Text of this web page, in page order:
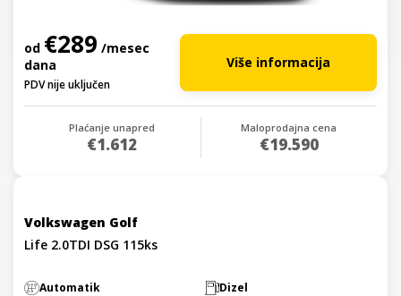
od €289 /mesec
dana
PDV nije uključen
Više informacija
Plaćanje unapred
€1.612
Maloprodajna cena
€19.590
Volkswagen Golf
Life 2.0TDI DSG 115ks
Automatik
Dizel